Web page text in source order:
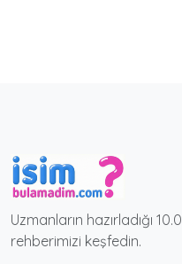
Uzmanların hazırladığı
rehberimizi keşfedin.